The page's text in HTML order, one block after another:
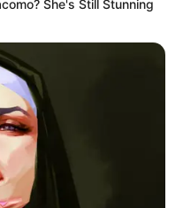
Την Τρίτη 13
άνοιξε για τη
για
απλώς σύμβολο.
She's Still Stunning